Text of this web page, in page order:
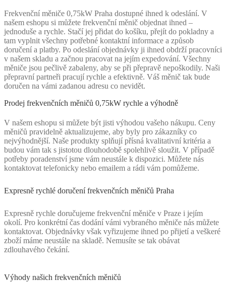
Frekvenční měniče 0,75kW Praha dostupné ihned k odeslání. V
našem eshopu si můžete frekvenční měnič objednat ihned –
jednoduše a rychle. Stačí jej přidat do košíku, přejít do pokladny a
tam vyplnit všechny potřebné kontaktní informace a způsob
doručení a platby. Po odeslání objednávky ji ihned obdrží pracovníci
v našem skladu a začnou pracovat na jejím expedování. Všechny
měniče jsou pečlivě zabaleny, aby se při přepravě nepoškodily. Naši
přepravní partneři pracují rychle a efektivně. Váš měnič tak bude
doručen na vámi zadanou adresu co nevidět.
Prodej frekvenčních měničů 0,75kW rychle a výhodně
V našem eshopu si můžete být jisti výhodou vašeho nákupu. Ceny
měničů pravidelně aktualizujeme, aby byly pro zákazníky co
nejvýhodnější. Naše produkty splňují přísná kvalitativní kritéria a
budou vám tak s jistotou dlouhodobě spolehlivě sloužit. V případě
potřeby poradenství jsme vám neustále k dispozici. Můžete nás
kontaktovat telefonicky nebo emailem a rádi vám pomůžeme.
Expresně rychlé doručení frekvenčních měničů Praha
Expresně rychle doručujeme frekvenční měniče v Praze i jejím
okolí. Pro konkrétní čas dodání vámi vybraného měniče nás můžete
kontaktovat. Objednávky však vyřizujeme ihned po přijetí a veškeré
zboží máme neustále na skladě. Nemusíte se tak obávat
zdlouhavého čekání.
Výhody našich frekvenčních měničů